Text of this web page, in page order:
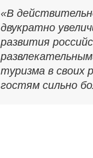
«В
двукратно
развития
туризма в своих
гостям сильно